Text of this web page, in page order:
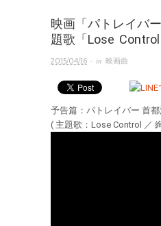
映画「パトレイバ
題歌「Lose Control
2015/04/16 · in 映画曲
予告篇：パトレイバー 首
( 主題歌：Lose Control ／